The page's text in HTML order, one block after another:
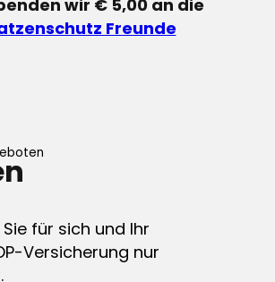
wir € 5,00 an die
Freunde
für sich und Ihr
Versicherung nur